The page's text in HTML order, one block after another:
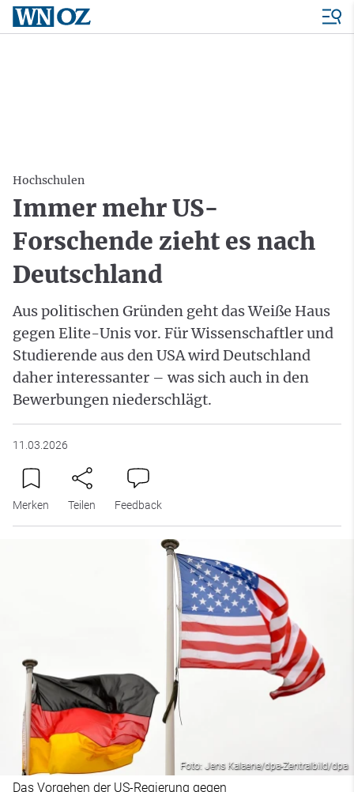
Hochschulen
Immer mehr US-
Forschende zieht es nach
Deutschland
Aus politischen Gründen geht das Weiße Haus
gegen Elite-Unis vor. Für Wissenschaftler und
Studierende aus den USA wird Deutschland
daher interessanter – was sich auch in den
Bewerbungen niederschlägt.
11.03.2026
Merken Teilen Feedback
Foto: Jens Kalaene/dpa-Zentralbild/dpa
Das Vorgehen der US-Regierung gegen